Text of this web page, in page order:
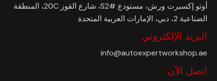
أوتو إكسبرت ورش، مستودع #S2، شارع القوز 20C، المنطقة
الصناعية 2، دبي، الإمارات العربية المتحدة
البريد الإلكتروني
info@autoexpertworkshop.ae
اتصل الآن